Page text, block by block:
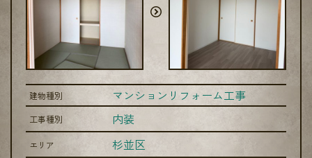
建物種別 マンションリフォーム工事
工事種別 内装
エリア 杉並区